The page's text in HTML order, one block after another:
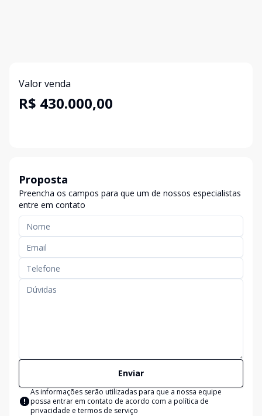
Valor venda
R$ 430.000,00
Proposta
Preencha os campos para que um de nossos especialistas
entre em contato
Enviar
As informações serão utilizadas para que a nossa equipe
possa entrar em contato de acordo com a política de
privacidade e termos de serviço